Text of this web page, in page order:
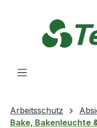
Arbeitsschutz
Bake, Bakenleuchte